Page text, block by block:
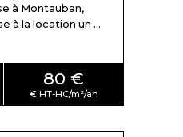
à Montauban,
à la location un ...
80 €